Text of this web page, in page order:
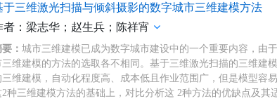
于三维激光扫描与倾斜摄影的数字城市三维建模方法
者：梁志华；赵生兵；陈祥宵
： 城市三维建模已成为数字城市建设中的一个重要内容，由
三维建模的方法的选取各不相同。基于三维激光扫描的三维建
三维建模，自动化程度高、成本低且作业范围广，但是模型容
2种三维建模方法的基础上，对比分析这 2种方法的优缺点及